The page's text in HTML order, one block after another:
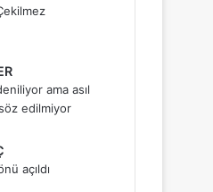
ama asıl
edilmiyor
açıldı